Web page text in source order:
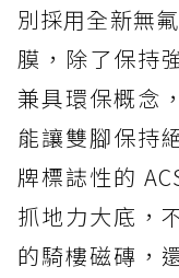
別採用全新無
膜，除了保持
兼具環保概念
能讓雙腳保持
牌標誌性的
抓地力大底，
的騎樓磁磚，